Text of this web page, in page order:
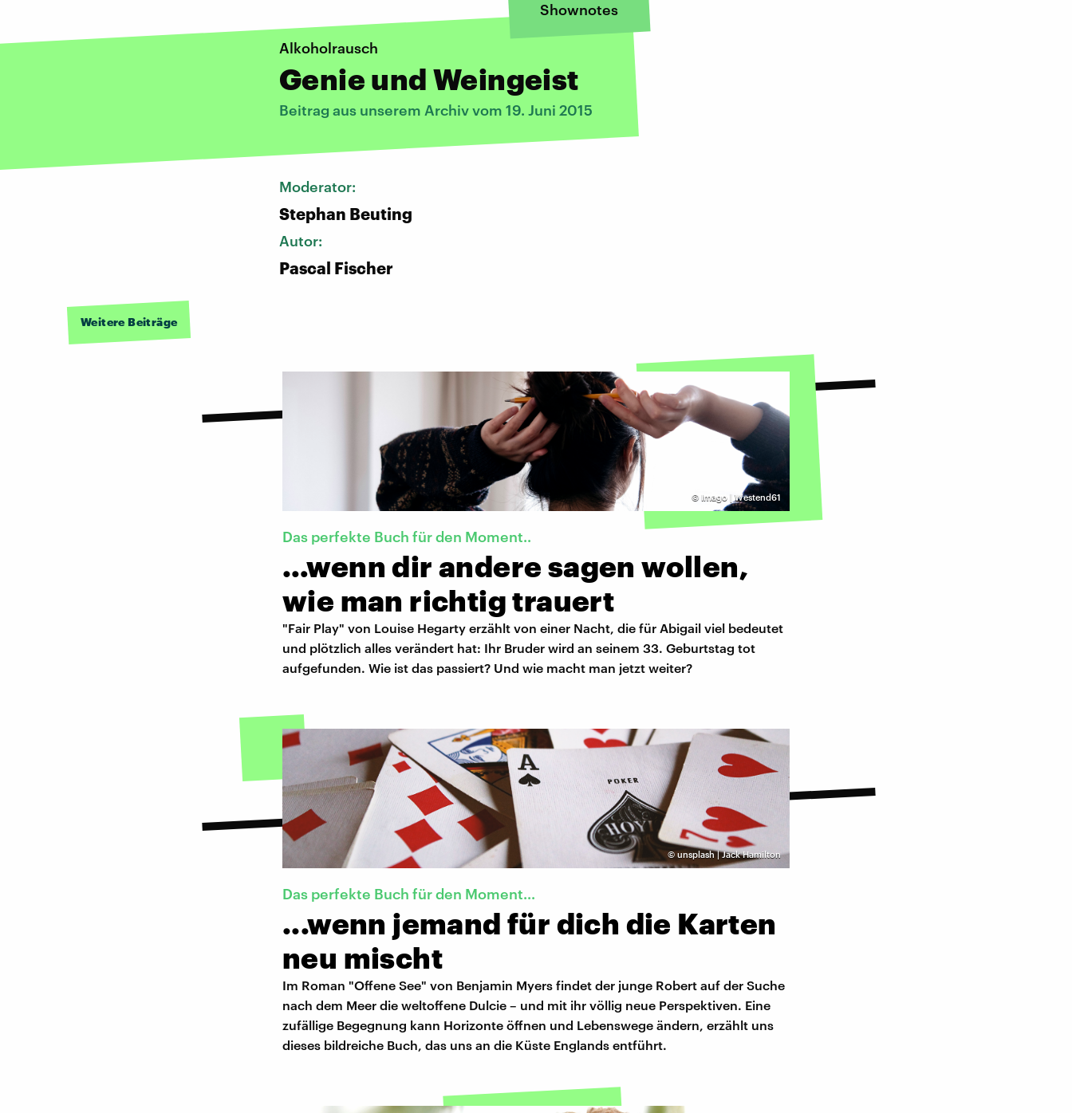
Shownotes
Alkoholrausch
Genie und Weingeist
Beitrag aus unserem Archiv vom 19. Juni 2015
Moderator:
Stephan Beuting
Autor:
Pascal Fischer
Weitere Beiträge
© Imago | Westend61
Das perfekte Buch für den Moment..
…wenn dir andere sagen wollen,
wie man richtig trauert
"Fair Play" von Louise Hegarty erzählt von einer Nacht, die für Abigail viel bedeutet
und plötzlich alles verändert hat: Ihr Bruder wird an seinem 33. Geburtstag tot
aufgefunden. Wie ist das passiert? Und wie macht man jetzt weiter?
©unsplash | Jack Hamilton
Das perfekte Buch für den Moment...
...wenn jemand für dich die Karten
neu mischt
Im Roman "Offene See" von Benjamin Myers findet der junge Robert auf der Suche
nach dem Meer die weltoffene Dulcie – und mit ihr völlig neue Perspektiven. Eine
zufällige Begegnung kann Horizonte öffnen und Lebenswege ändern, erzählt uns
dieses bildreiche Buch, das uns an die Küste Englands entführt.